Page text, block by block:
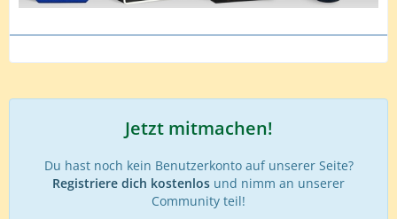
Jetzt mitmachen!
Du hast noch kein Benutzerkonto auf unserer Seite?
Registriere dich kostenlos und nimm an unserer
Community teil!